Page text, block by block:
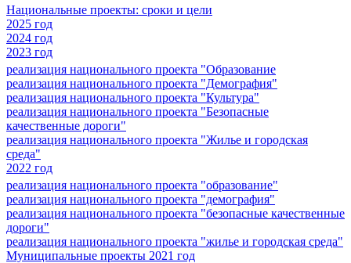
Национальные проекты: сроки и цели
2025 год
2024 год
2023 год
реализация национального проекта "Образование
реализация национального проекта "Демография"
реализация национального проекта "Культура"
реализация национального проекта "Безопасные
качественные дороги"
реализация национального проекта "Жилье и городская
среда"
2022 год
реализация национального проекта "образование"
реализация национального проекта "демография"
реализация национального проекта "безопасные качественные
дороги"
реализация национального проекта "жилье и городская среда"
Муниципальные проекты 2021 год